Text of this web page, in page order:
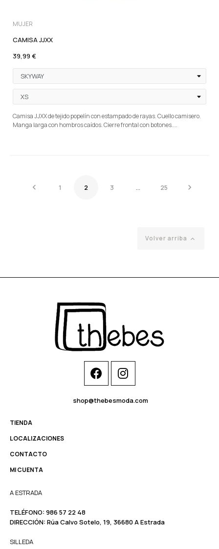
MUJER
CAMISA JJXX
39,99 €
Camisa JJXX de tejido popelín con estampado de rayas. Cuello camisero.
Manga larga con hombros caídos. Cierre frontal con botones....
 1 2 3 … 25 
Volver arriba 
shop@thebesmoda.com
TIENDA
LOCALIZACIONES
CONTACTO
MI CUENTA
A ESTRADA
TELÉFONO: 986 57 22 48
DIRECCIÓN: Rúa Calvo Sotelo, 19, 36680 A Estrada
SILLEDA